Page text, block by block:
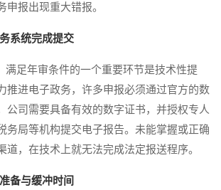
申报出现重大错报。
系统完成提交
足年审条件的一个重要环节是技术性提
推进电子政务，许多申报必须通过官方的数
公司需要具备有效的数字证书，并授权专人
务局等机构提交电子报告。未能掌握或正确
道，在技术上就无法完成法定报送程序。
备与缓冲时间